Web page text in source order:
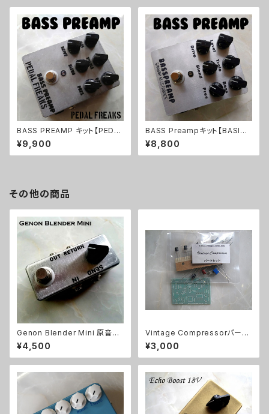
BASS PREAMP キット【PEDA
L FREAKS】
¥9,900
BASS Preampキット【BASIC
KIT】
¥8,800
その他の商品
Genon Blender Mini 原音ブ
レンドキット【BASIC KIT】
¥4,500
Vintage Compressorパーツ
セット
¥3,000